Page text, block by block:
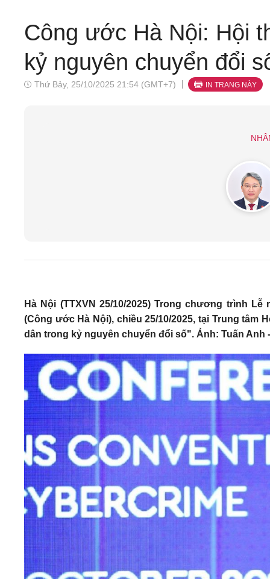
Công ước Hà Nội: Hội
kỷ nguyên chuyển đổi
Thứ Bảy, 25/10/2025 21:54 (GMT+7) IN TRANG NÀY
Hà Nội (TTXVN 25/10/2025) Trong chương trình
(Công ước Hà Nội), chiều 25/10/2025, tại Trung tâm
dân trong kỷ nguyên chuyển đổi số". Ảnh: Tuấn Anh